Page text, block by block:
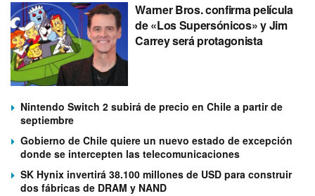
Warner Bros. confirma película
de «Los Supersónicos» y Jim
Carrey será protagonista
Nintendo Switch 2 subirá de precio en Chile a partir de
septiembre
Gobierno de Chile quiere un nuevo estado de excepción
donde se intercepten las telecomunicaciones
SK Hynix invertirá 38.100 millones de USD para construir
dos fábricas de DRAM y NAND